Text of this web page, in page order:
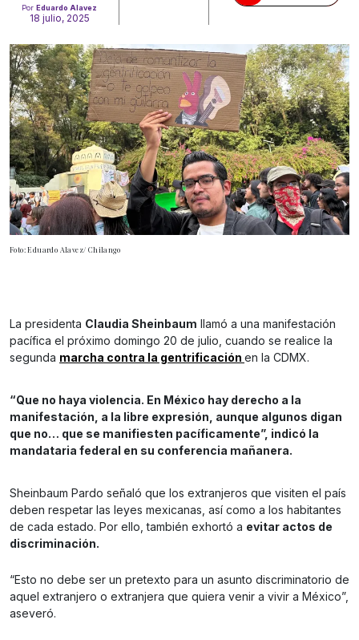
PorEduardo Alavez
18 julio, 2025
Foto: Eduardo Alavez/ Chilango
La presidenta Claudia Sheinbaum llamó a una manifestación
pacífica el próximo domingo 20 de julio, cuando se realice la
segunda marcha contra la gentrificación en la CDMX.
“Que no haya violencia. En México hay derecho a la
manifestación, a la libre expresión, aunque algunos digan
que no… que se manifiesten pacíficamente”, indicó la
mandataria federal en su conferencia mañanera.
Sheinbaum Pardo señaló que los extranjeros que visiten el país
deben respetar las leyes mexicanas, así como a los habitantes
de cada estado. Por ello, también exhortó a evitar actos de
discriminación.
“Esto no debe ser un pretexto para un asunto discriminatorio de
aquel extranjero o extranjera que quiera venir a vivir a México”,
aseveró.